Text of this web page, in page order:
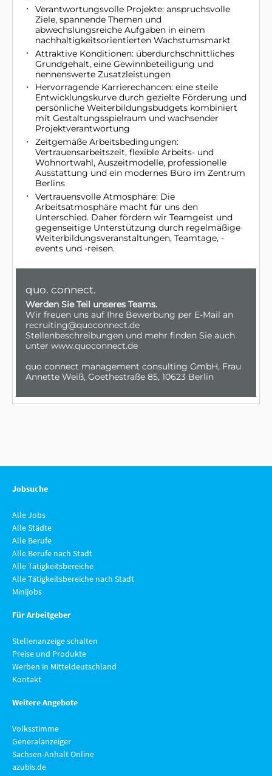
Jobsuche
Alle Jobs
Alle Städte
Alle Berufe
Alle Berufe nach Stadt
Alle Tätigkeitsbereiche
Alle Tätigkeitsbereiche nach Stadt
Minijobs
Für Arbeitgeber
Stellenanzeige schalten
Preise und Produkte
Werben in Mitteldeutschland
Kontakt
Weitere Angebote
Volksstimme
Generalanzeiger
Sachsen-Anhalt Online
azubis.de